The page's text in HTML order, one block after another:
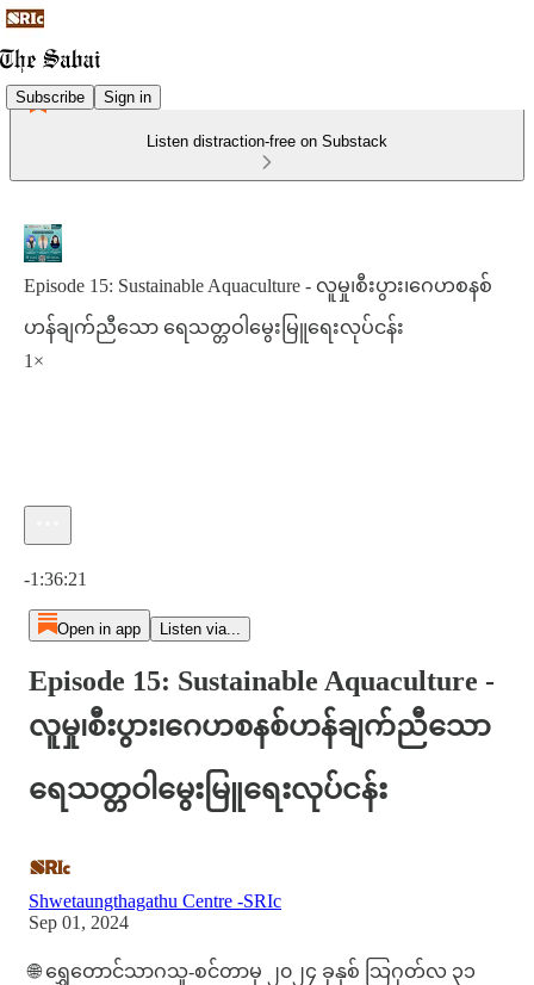
Subscribe Sign in
Listen distraction-free on Substack
Episode 15: Sustainable Aquaculture - လူမှု၊စီးပွား၊ဂေဟစနစ်
ဟန်ချက်ညီသော ရေသတ္တဝါမွေးမြူရေးလုပ်ငန်း
1×
-1:36:21
Open in app Listen via...
Episode 15: Sustainable Aquaculture -
လူမှု၊စီးပွား၊ဂေဟစနစ်ဟန်ချက်ညီသော
ရေသတ္တဝါမွေးမြူရေးလုပ်ငန်း
Shwetaungthagathu Centre -SRIc
Sep 01, 2024
🌐 ရွှေတောင်သာဂသူ-စင်တာမှ ၂၀၂၄ ခုနှစ် သြဂုတ်လ ၃၁